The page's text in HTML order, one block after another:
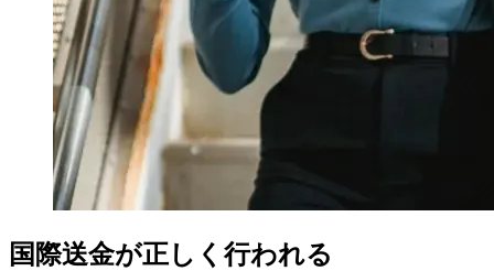
国際送金が正しく行われる